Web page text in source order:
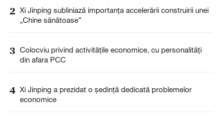
2 Xi Jinping subliniază importanța accelerării construirii unei
„Chine sănătoase”
3 Colocviu privind activitățile economice, cu personalități
din afara PCC
4 Xi Jinping a prezidat o ședință dedicată problemelor
economice